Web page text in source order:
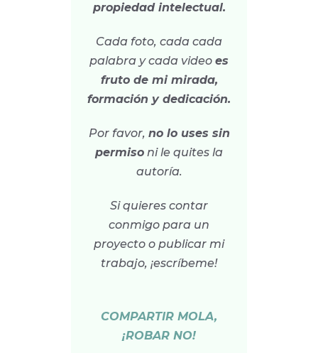
propiedad intelectual.
Cada foto, cada cada
palabra y cada video es
fruto de mi mirada,
formación y dedicación.
Por favor, no lo uses sin
permiso ni le quites la
autoría.
Si quieres contar
conmigo para un
proyecto o publicar mi
trabajo, ¡escríbeme!
COMPARTIR MOLA,
¡ROBAR NO!